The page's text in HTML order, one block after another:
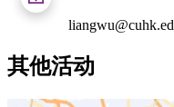
其他活动